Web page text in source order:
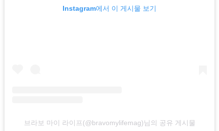
Instagram에서 이 게시물 보기
브라보 마이 라이프(@bravomylifemag)님의 공유 게시물